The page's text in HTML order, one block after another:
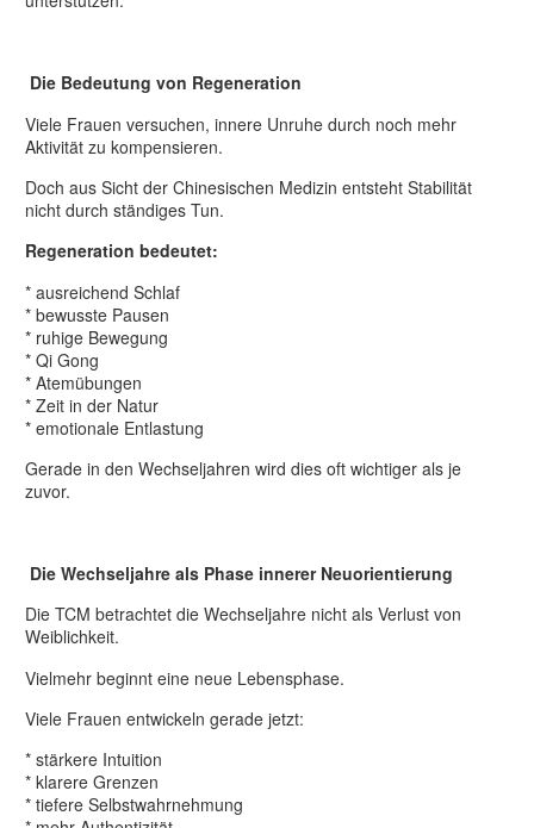
Die Bedeutung von Regeneration
Viele Frauen versuchen, innere Unruhe durch noch mehr
Aktivität zu kompensieren.
Doch aus Sicht der Chinesischen Medizin entsteht Stabilität
nicht durch ständiges Tun.
Regeneration bedeutet:
* ausreichend Schlaf
* bewusste Pausen
* ruhige Bewegung
* Qi Gong
* Atemübungen
* Zeit in der Natur
* emotionale Entlastung
Gerade in den Wechseljahren wird dies oft wichtiger als je
zuvor.
Die Wechseljahre als Phase innerer Neuorientierung
Die TCM betrachtet die Wechseljahre nicht als Verlust von
Weiblichkeit.
Vielmehr beginnt eine neue Lebensphase.
Viele Frauen entwickeln gerade jetzt:
* stärkere Intuition
* klarere Grenzen
* tiefere Selbstwahrnehmung